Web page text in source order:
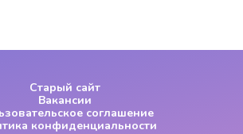
Старый сайт
Вакансии
соглашение
конфиденциальности